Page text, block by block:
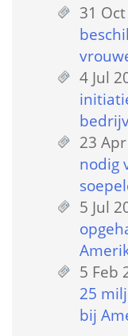
31
4 Jul
23
nodig
5 Jul
5 Feb
25
bij